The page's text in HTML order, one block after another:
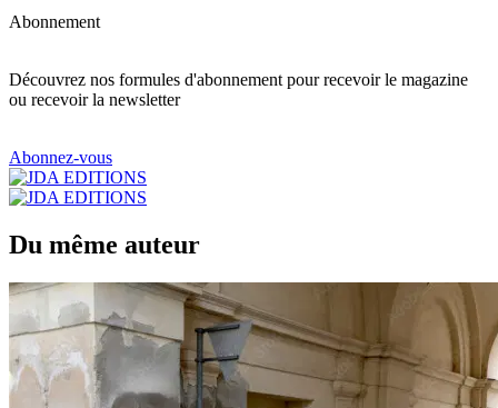
Abonnement
Découvrez nos formules d'abonnement pour recevoir le magazine
ou recevoir la newsletter
Abonnez-vous
Du même auteur